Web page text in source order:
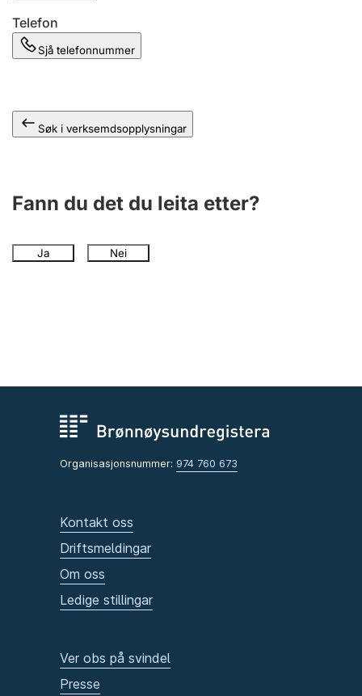
Telefon
Sjå telefonnummer
Søk i verksemdsopplysningar
Fann du det du leita etter?
Ja Nei
Organisasjonsnummer: 974 760 673
Kontakt oss
Driftsmeldingar
Om oss
Ledige stillingar
Ver obs på svindel
Presse